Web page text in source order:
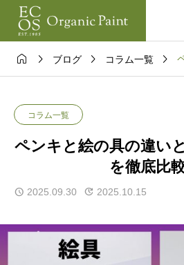
  ブログ  コラム一覧 
コラム一覧
ペンキと絵の具の違い
を徹底比
2025.09.30 2025.10.15